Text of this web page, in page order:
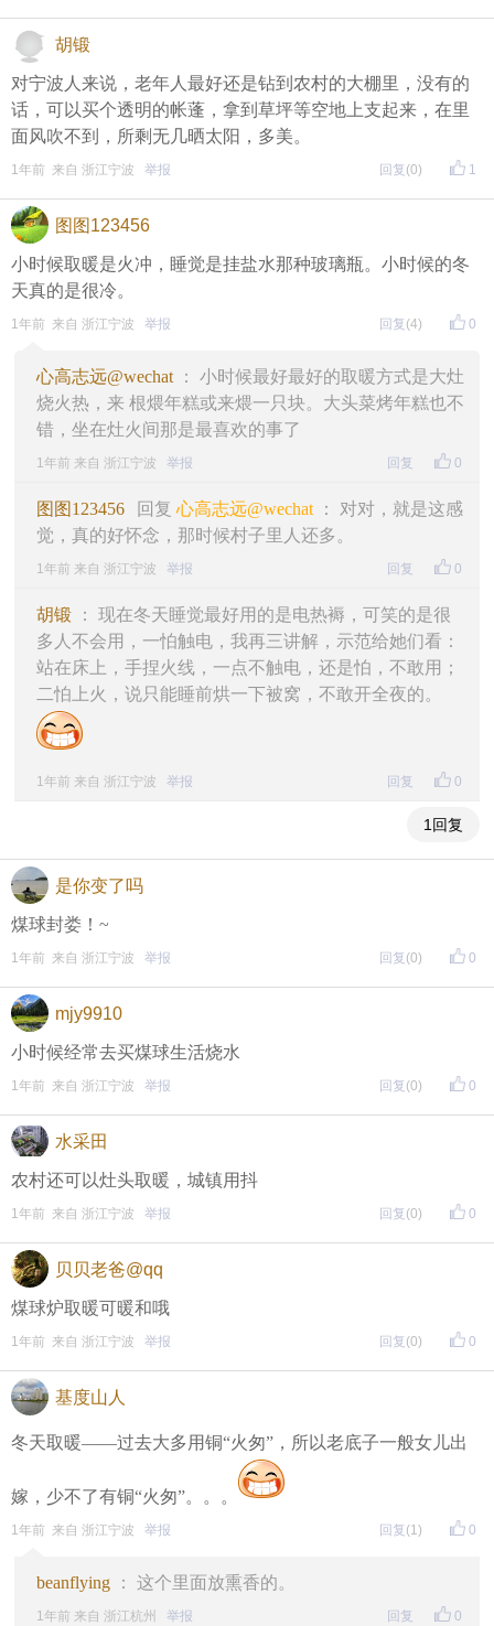
胡锻
对宁波人来说，老年人最好还是钻到农村的大棚里，没有的
话，可以买个透明的帐蓬，拿到草坪等空地上支起来，在里
面风吹不到，所剩无几晒太阳，多美。
1
1年前 来自 浙江宁波 举报 回复 (0)
图图123456
小时候取暖是火冲，睡觉是挂盐水那种玻璃瓶。小时候的冬
天真的是很冷。
0
1年前 来自 浙江宁波 举报 回复 (4)
心高志远@wechat ： 小时候最好最好的取暖方式是大灶
烧火热，来 根煨年糕或来煨一只块。大头菜烤年糕也不
错，坐在灶火间那是最喜欢的事了
0
1年前 来自 浙江宁波 举报 回复
图图123456 回复 心高志远@wechat ： 对对，就是这感
觉，真的好怀念，那时候村子里人还多。
0
1年前 来自 浙江宁波 举报 回复
胡锻 ： 现在冬天睡觉最好用的是电热褥，可笑的是很
多人不会用，一怕触电，我再三讲解，示范给她们看：
站在床上，手捏火线，一点不触电，还是怕，不敢用；
二怕上火，说只能睡前烘一下被窝，不敢开全夜的。
0
1年前 来自 浙江宁波 举报 回复
1回复
是你变了吗
煤球封娄！~
0
1年前 来自 浙江宁波 举报 回复 (0)
mjy9910
小时候经常去买煤球生活烧水
0
1年前 来自 浙江宁波 举报 回复 (0)
水采田
农村还可以灶头取暖，城镇用抖
0
1年前 来自 浙江宁波 举报 回复 (0)
贝贝老爸@qq
煤球炉取暖可暖和哦
0
1年前 来自 浙江宁波 举报 回复 (0)
基度山人
冬天取暖——过去大多用铜“火匆”，所以老底子一般女儿出
嫁，少不了有铜“火匆”。。。
0
1年前 来自 浙江宁波 举报 回复 (1)
beanflying ： 这个里面放熏香的。
0
1年前 来自 浙江杭州 举报 回复